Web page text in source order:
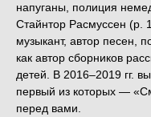
напуганы, полиция
Стайнтор Расмуссен (р.
музыкант, автор песен,
как автор сборников
детей. В 2016–2019 гг.
первый из которых —
перед вами.